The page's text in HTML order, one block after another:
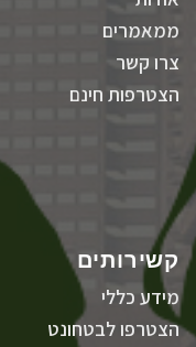
ממאמרים
צרו קשר
הצטרפות חינם
קשירותים
מידע כללי
הצטרפו לבטחונט